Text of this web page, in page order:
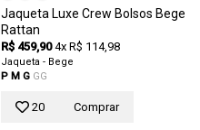
Jaqueta Luxe Crew Bolsos Bege
Rattan
R$ 459,90 4x R$ 114,98
Jaqueta - Bege
P M G GG
20 Comprar